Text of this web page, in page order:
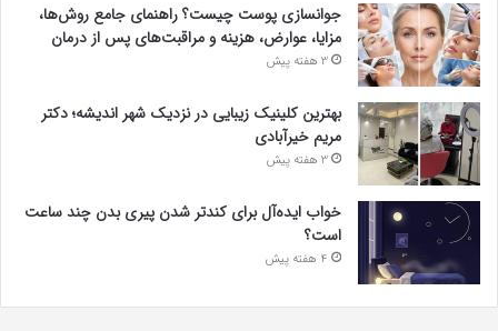
جوانسازی پوست چیست؟ راهنمای جامع روش‌ها،
مزایا، عوارض، هزینه و مراقبت‌های پس از درمان
3 هفته پیش
بهترین کلینیک زیبایی در نزدیک شهر اندیشه؛ دکتر
مریم خیرآبادی
3 هفته پیش
خواب ایده‌آل برای کندتر شدن پیری بدن چند ساعت
است؟
4 هفته پیش